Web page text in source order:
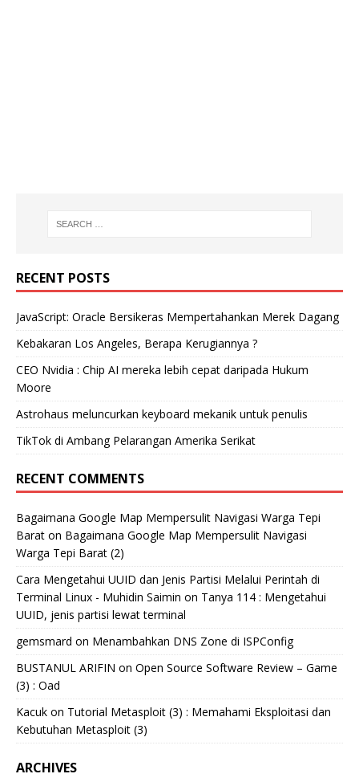
RECENT POSTS
JavaScript: Oracle Bersikeras Mempertahankan Merek Dagang
Kebakaran Los Angeles, Berapa Kerugiannya ?
CEO Nvidia : Chip AI mereka lebih cepat daripada Hukum
Moore
Astrohaus meluncurkan keyboard mekanik untuk penulis
TikTok di Ambang Pelarangan Amerika Serikat
RECENT COMMENTS
Bagaimana Google Map Mempersulit Navigasi Warga Tepi
Barat on Bagaimana Google Map Mempersulit Navigasi
Warga Tepi Barat (2)
Cara Mengetahui UUID dan Jenis Partisi Melalui Perintah di
Terminal Linux - Muhidin Saimin on Tanya 114 : Mengetahui
UUID, jenis partisi lewat terminal
gemsmard on Menambahkan DNS Zone di ISPConfig
BUSTANUL ARIFIN on Open Source Software Review – Game
(3) : Oad
Kacuk on Tutorial Metasploit (3) : Memahami Eksploitasi dan
Kebutuhan Metasploit (3)
ARCHIVES